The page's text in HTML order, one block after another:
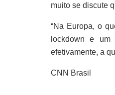
muito se discute
“Na Europa, o
lockdown e um
efetivamente, a
CNN Brasil